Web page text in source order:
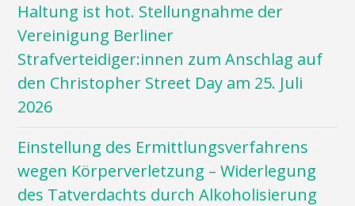
Haltung ist hot. Stellungnahme der
Vereinigung Berliner
Strafverteidiger:innen zum Anschlag auf
den Christopher Street Day am 25. Juli
2026
Einstellung des Ermittlungsverfahrens
wegen Körperverletzung – Widerlegung
des Tatverdachts durch Alkoholisierung